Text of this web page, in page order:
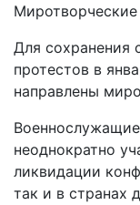
Для сохранения
протестов в
направлены
неоднократно
ликвидации
так и в странах